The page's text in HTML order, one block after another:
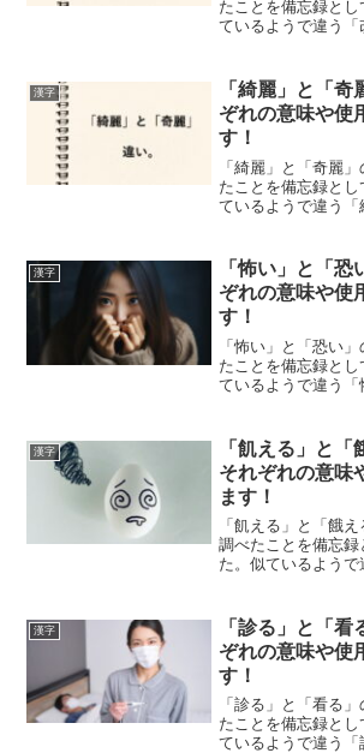
たことを備忘録と
ているようで違う
漢字
「綺麗」と「
ぞれの意味や使
す！
「綺麗」と「奇麗
たことを備忘録と
ているようで違う「
漢字
「怖い」と「
ぞれの意味や使
す！
「怖い」と「恐い
たことを備忘録と
ているようで違う「
漢字
「飢える」と「
それぞれの意味
ます！
「飢える」と「餓
調べたことを備忘録
た。似ているようで
漢字
「診る」と「
ぞれの意味や使
す！
「診る」と「看る
たことを備忘録と
ているようで違う